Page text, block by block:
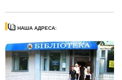
НАША АДРЕСА: